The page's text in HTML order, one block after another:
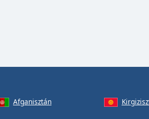
Afganisztán